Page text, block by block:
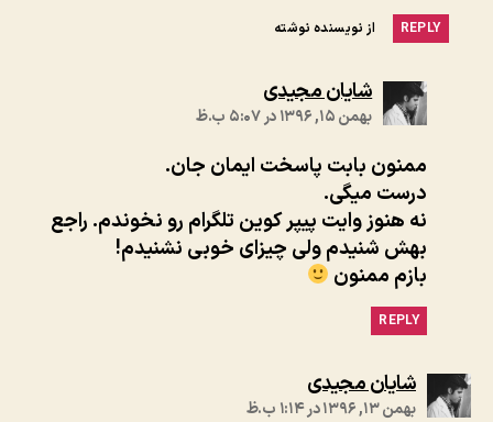
REPLY از نویسنده نوشته
شایان مجیدی
بهمن ۱۵, ۱۳۹۶ در ۵:۰۷ ب.ظ
ممنون بابت پاسخت ایمان جان.
درست میگی.
نه هنوز وایت پیپر کوین تلگرام رو نخوندم. راجع
بهش شنیدم ولی چیزای خوبی نشنیدم!
بازم ممنون
REPLY
شایان مجیدی
بهمن ۱۳, ۱۳۹۶ در ۱:۱۴ ب.ظ